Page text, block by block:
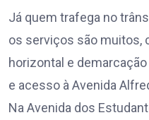
Já quem trafega no
os serviços são muitos,
horizontal e
e acesso à Avenida
Na Avenida dos